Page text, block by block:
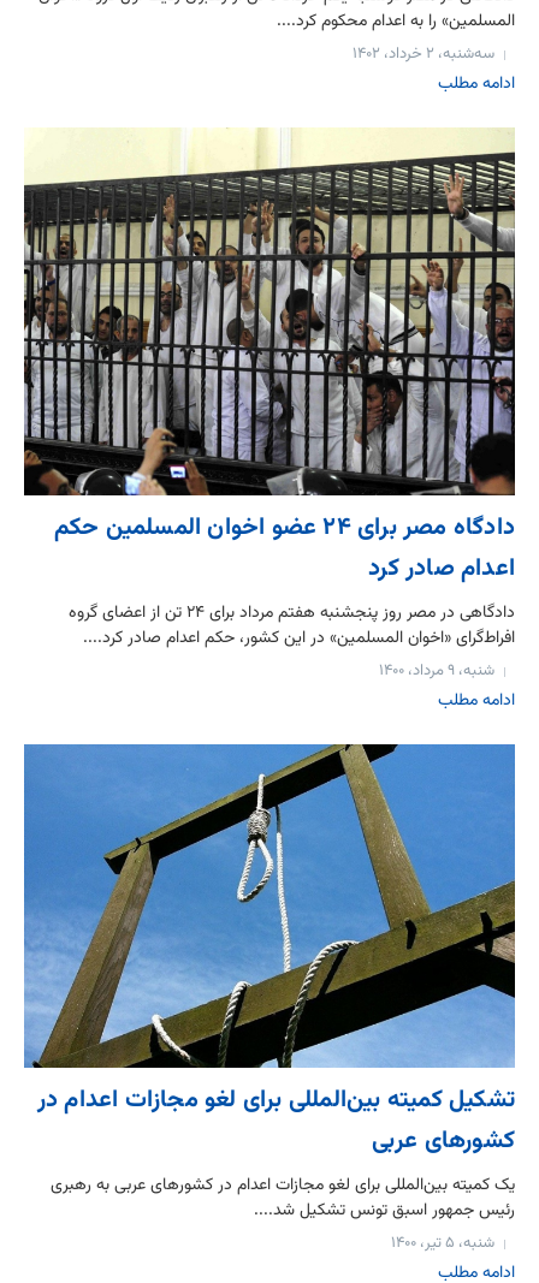
المسلمین» را به اعدام محکوم کرد....
سه‌شنبه، ۲ خرداد، ۱۴۰۲
ادامه مطلب
دادگاه مصر برای ۲۴ عضو اخوان المسلمین حکم
اعدام صادر کرد
دادگاهی در مصر روز پنجشنبه هفتم مرداد برای ۲۴ تن از اعضای گروه
افراط‌گرای «اخوان المسلمین» در این کشور، حکم اعدام صادر کرد....
شنبه، ۹ مرداد، ۱۴۰۰
ادامه مطلب
تشکیل کمیته بین‌المللی برای لغو مجازات اعدام در
کشورهای عربی
یک کمیته بین‌المللی برای لغو مجازات اعدام در کشورهای عربی به رهبری
رئیس جمهور اسبق تونس تشکیل شد....
شنبه، ۵ تیر، ۱۴۰۰
ادامه مطلب